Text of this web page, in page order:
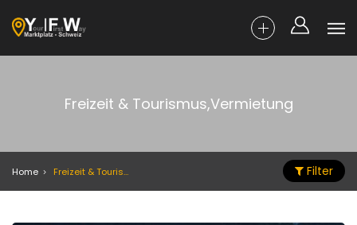
Freizeit & Tourismus,Vermietung
Home Freizeit & Tourismus,Vermietung Filter